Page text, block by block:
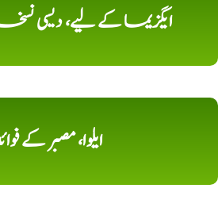
ایگزیما کے لیے،
ایلوا، مصبر کے